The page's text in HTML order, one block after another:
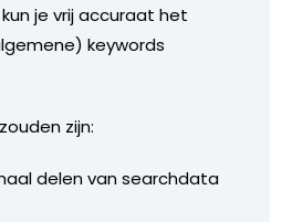
je vrij accuraat het
keywords
zijn:
delen van searchdata